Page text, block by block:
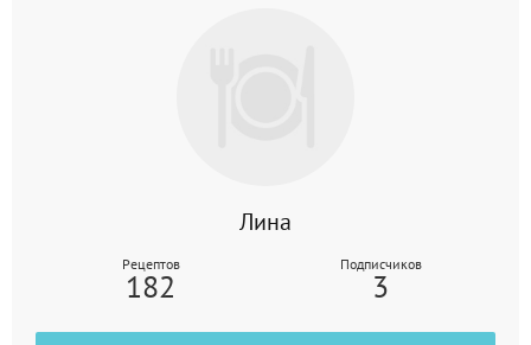
Лина
Рецептов
182
Подписчиков
3